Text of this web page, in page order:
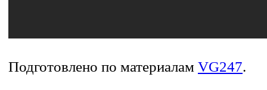
Подготовлено по материалам VG247.